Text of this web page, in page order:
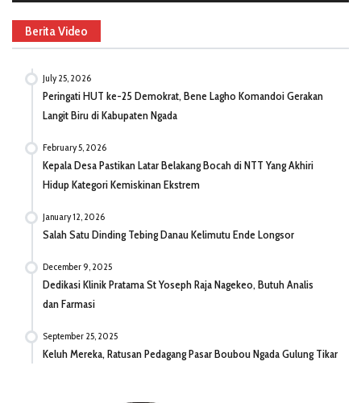
Berita Video
July 25, 2026
Peringati HUT ke-25 Demokrat, Bene Lagho Komandoi Gerakan
Langit Biru di Kabupaten Ngada
February 5, 2026
Kepala Desa Pastikan Latar Belakang Bocah di NTT Yang Akhiri
Hidup Kategori Kemiskinan Ekstrem
January 12, 2026
Salah Satu Dinding Tebing Danau Kelimutu Ende Longsor
December 9, 2025
Dedikasi Klinik Pratama St Yoseph Raja Nagekeo, Butuh Analis
dan Farmasi
September 25, 2025
Keluh Mereka, Ratusan Pedagang Pasar Boubou Ngada Gulung Tikar